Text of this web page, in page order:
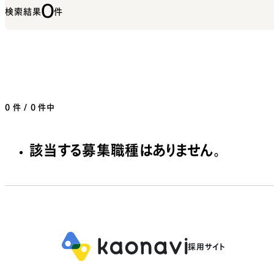
検索結果0件
0 件 / 0 件中
該当する募集職種はありません。